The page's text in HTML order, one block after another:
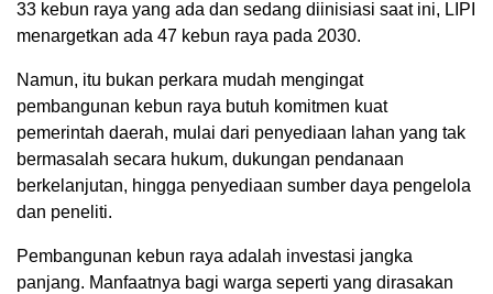
33 kebun raya yang ada dan sedang diinisiasi saat ini, LIPI
menargetkan ada 47 kebun raya pada 2030.
Namun, itu bukan perkara mudah mengingat
pembangunan kebun raya butuh komitmen kuat
pemerintah daerah, mulai dari penyediaan lahan yang tak
bermasalah secara hukum, dukungan pendanaan
berkelanjutan, hingga penyediaan sumber daya pengelola
dan peneliti.
Pembangunan kebun raya adalah investasi jangka
panjang. Manfaatnya bagi warga seperti yang dirasakan